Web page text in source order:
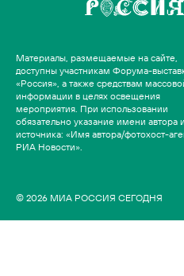
Материалы, размещаемые на сайте,
доступны участникам Форума-
«Россия», а также средствам
информации в целях освещения
мероприятия. При использовании
обязательно указание имени автора и
источника: «Имя автора/фотохост-
РИА Новости».
© 2026 МИА РОССИЯ СЕГОДНЯ